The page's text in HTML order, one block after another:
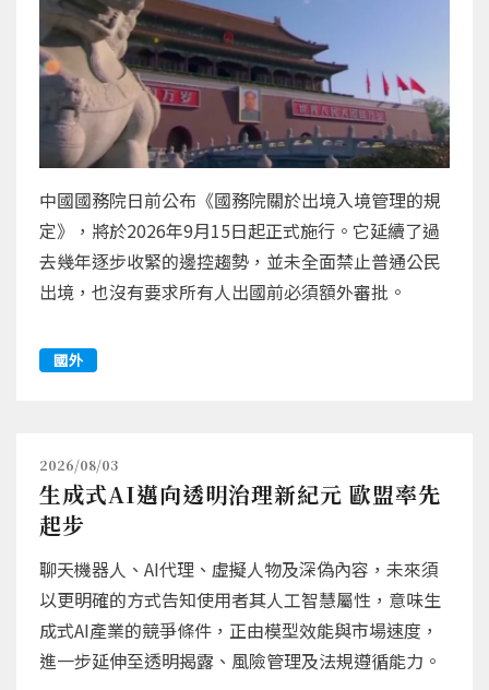
中國國務院日前公布《國務院關於出境入境管理的規
定》，將於2026年9月15日起正式施行。它延續了過
去幾年逐步收緊的邊控趨勢，並未全面禁止普通公民
出境，也沒有要求所有人出國前必須額外審批。
國外
2026/08/03
生成式AI邁向透明治理新紀元 歐盟率先
起步
聊天機器人、AI代理、虛擬人物及深偽內容，未來須
以更明確的方式告知使用者其人工智慧屬性，意味生
成式AI產業的競爭條件，正由模型效能與市場速度，
進一步延伸至透明揭露、風險管理及法規遵循能力。